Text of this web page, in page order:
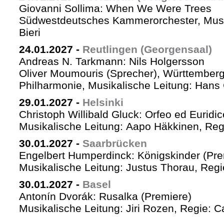
Giovanni Sollima: When We Were Trees
Südwestdeutsches Kammerorchester,
Bieri
24.01.2027 - Reutlingen (Georgensaal)
Andreas N. Tarkmann: Nils Holgersson
Oliver Moumouris (Sprecher),
Philharmonie, Musikalische Leitung: Hans
29.01.2027 - Helsinki
Christoph Willibald Gluck: Orfeo ed
Musikalische Leitung: Aapo Häkkinen,
30.01.2027 - Saarbrücken
Engelbert Humperdinck: Königskinder
Musikalische Leitung: Justus Thorau,
30.01.2027 - Basel
Antonín Dvorák: Rusalka (Premiere)
Musikalische Leitung: Jiri Rozen, Regie: